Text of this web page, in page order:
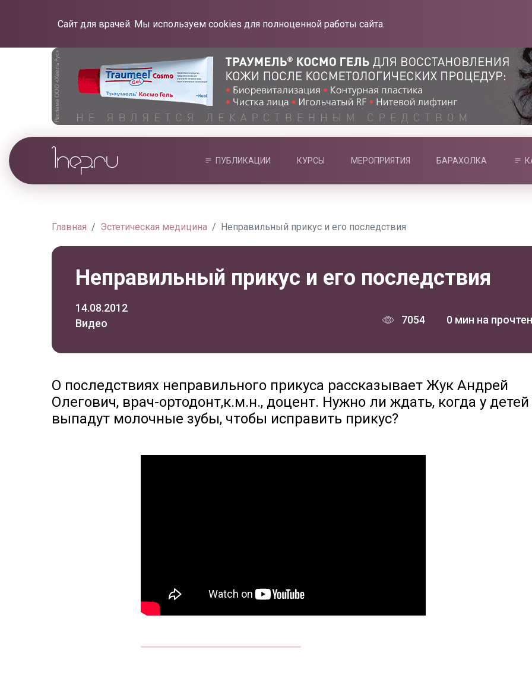
Сайт для врачей. Мы используем cookies для полноценной работы сайта.
ПУБЛИКАЦИИ КУРСЫ МЕРОПРИЯТИЯ БАРАХОЛКА
Главная Эстетическая медицина Неправильный прикус и его последствия
Неправильный прикус и его последствия
14.08.2012
Видео
7054 0 мин на
О последствиях неправильного прикуса рассказывает Жук Андрей
Олегович, врач-ортодонт,к.м.н., доцент. Нужно ли ждать, когда у детей
выпадут молочные зубы, чтобы исправить прикус?